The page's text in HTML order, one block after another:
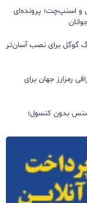
و اسنپ‌چت؛ پرونده‌ای
گوگل برای نصب آسان‌تر
رمزارز جهان برای
بدون کنسول؛